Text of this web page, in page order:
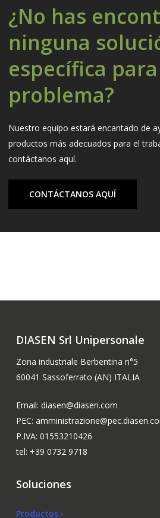
¿No has
ninguna
específica
problema?
Nuestro equipo estará encantado de
productos más adecuados para el
contáctanos aquí.
CONTÁCTANOS AQUÍ
DIASEN Srl Unipersonale
Zona industriale Berbentina n°5
60041 Sassoferrato (AN) ITALIA
Email: diasen@diasen.com
PEC:
P.IVA: 01553210426
tel: +39 0732 9718
Soluciones
Productos ›